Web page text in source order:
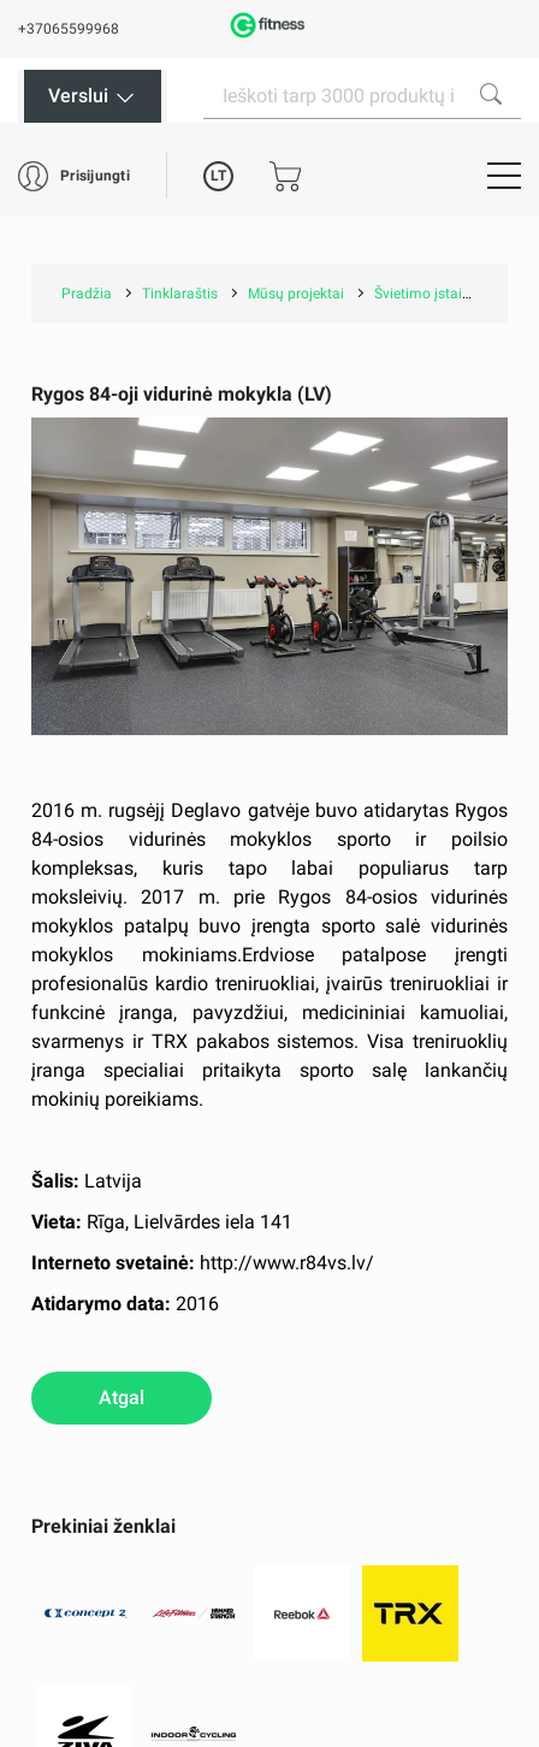
+37065599968
Verslui
Prisijungti LT
Pradžia Tinklaraštis Mūsų projektai Švietimo įstaigos ir muziejai
Prekiniai ženklai
Rygos 84-oji vidurinė mokykla (LV)
2016 m. rugsėjį Deglavo gatvėje buvo atidarytas Rygos
84-osios vidurinės mokyklos sporto ir poilsio
kompleksas, kuris tapo labai populiarus tarp
moksleivių. 2017 m. prie Rygos 84-osios vidurinės
mokyklos patalpų buvo įrengta sporto salė vidurinės
mokyklos mokiniams.Erdviose patalpose įrengti
profesionalūs kardio treniruokliai, įvairūs treniruokliai ir
funkcinė įranga, pavyzdžiui, medicininiai kamuoliai,
svarmenys ir TRX pakabos sistemos. Visa treniruoklių
įranga specialiai pritaikyta sporto salę lankančių
mokinių poreikiams.
Šalis: Latvija
Vieta: Rīga, Lielvārdes iela 141
Interneto svetainė: http://www.r84vs.lv/
Atidarymo data:2016
Atgal